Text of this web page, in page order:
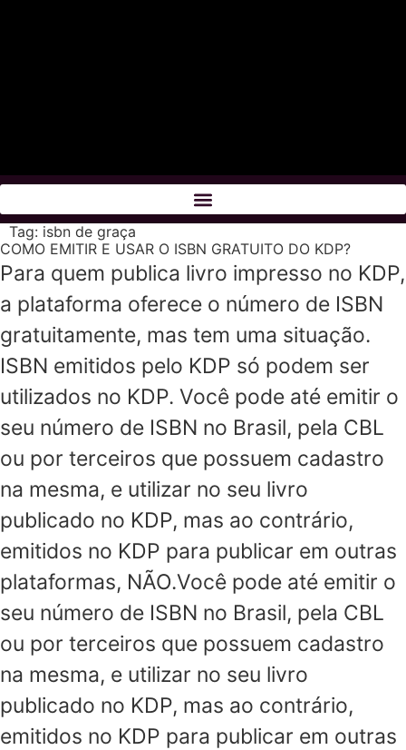
Tag: isbn de graça
COMO EMITIR E USAR O ISBN GRATUITO DO KDP?
Para quem publica livro impresso no KDP,
a plataforma oferece o número de ISBN
gratuitamente, mas tem uma situação.
ISBN emitidos pelo KDP só podem ser
utilizados no KDP. Você pode até emitir o
seu número de ISBN no Brasil, pela CBL
ou por terceiros que possuem cadastro
na mesma, e utilizar no seu livro
publicado no KDP, mas ao contrário,
emitidos no KDP para publicar em outras
plataformas, NÃO.Você pode até emitir o
seu número de ISBN no Brasil, pela CBL
ou por terceiros que possuem cadastro
na mesma, e utilizar no seu livro
publicado no KDP, mas ao contrário,
emitidos no KDP para publicar em outras